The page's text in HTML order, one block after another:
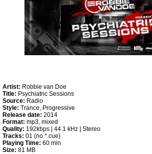
Artist: Robbie van Doe
Title: Psychiatric Sessions
Source: Radio
Style: Trance, Progressive
Release date: 2014
Format: mp3, mixed
Quality: 192kbps | 44.1 kHz | Stereo
Tracks: 01 (no *.cue)
Playing Time: 60 min
Size: 81 MB